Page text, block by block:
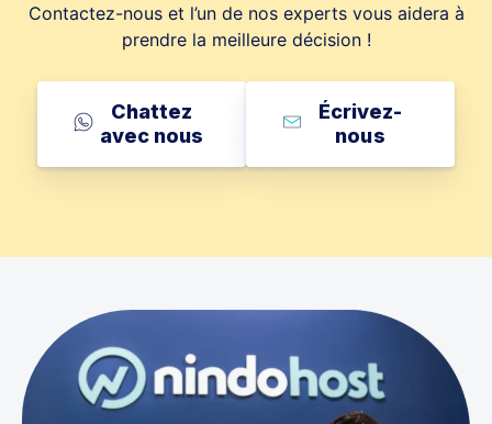
Contactez-nous et l’un de nos experts vous aidera à
prendre la meilleure décision !
Chattez
avec nous
Écrivez-
nous